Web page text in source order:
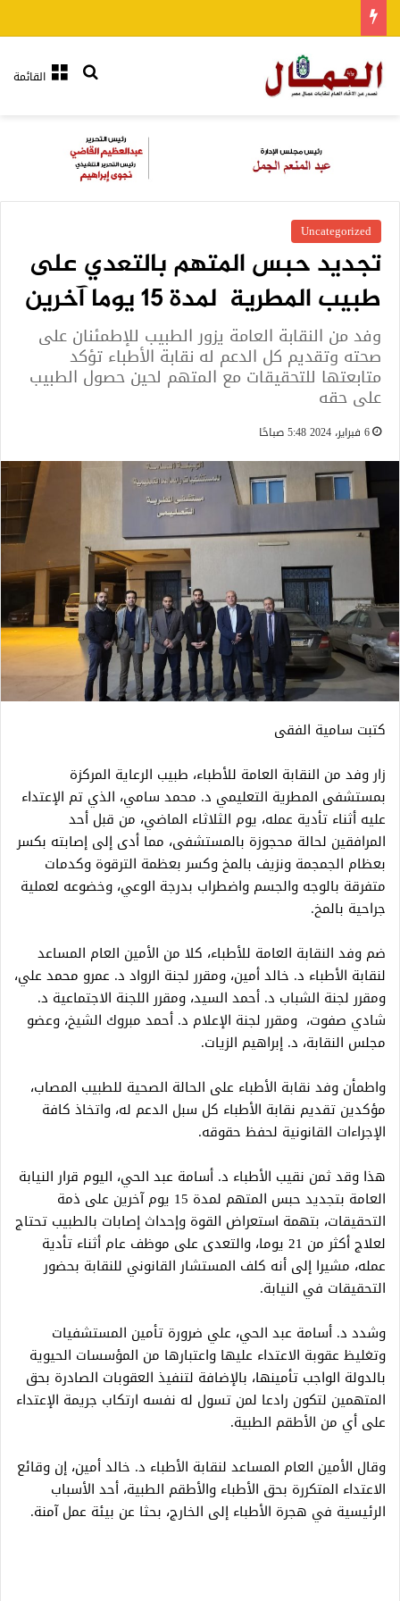
القائمةبحث عن
Uncategorized
تجديد حبس المتهم بالتعدي على
طبيب المطرية لمدة 15 يوما آخرين
وفد من النقابة العامة يزور الطبيب للإطمئنان على
صحته وتقديم كل الدعم له نقابة الأطباء تؤكد
متابعتها للتحقيقات مع المتهم لحين حصول الطبيب
على حقه
6 فبراير، 2024 5:48 صباحًا
كتبت سامية الفقى
زار وفد من النقابة العامة للأطباء، طبيب الرعاية المركزة
بمستشفى المطرية التعليمي د. محمد سامي، الذي تم الإعتداء
عليه أثناء تأدية عمله، يوم الثلاثاء الماضي، من قبل أحد
المرافقين لحالة محجوزة بالمستشفى، مما أدى إلى إصابته بكسر
بعظام الجمجمة ونزيف بالمخ وكسر بعظمة الترقوة وكدمات
متفرقة بالوجه والجسم واضطراب بدرجة الوعي، وخضوعه لعملية
جراحية بالمخ.
ضم وفد النقابة العامة للأطباء، كلا من الأمين العام المساعد
لنقابة الأطباء د. خالد أمين، ومقرر لجنة الرواد د. عمرو محمد علي،
ومقرر لجنة الشباب د. أحمد السيد، ومقرر اللجنة الاجتماعية د.
شادي صفوت، ومقرر لجنة الإعلام د. أحمد مبروك الشيخ، وعضو
مجلس النقابة، د. إبراهيم الزيات.
واطمأن وفد نقابة الأطباء على الحالة الصحية للطبيب المصاب،
مؤكدين تقديم نقابة الأطباء كل سبل الدعم له، واتخاذ كافة
الإجراءات القانونية لحفظ حقوقه.
هذا وقد ثمن نقيب الأطباء د. أسامة عبد الحي، اليوم قرار النيابة
العامة بتجديد حبس المتهم لمدة 15 يوم آخرين على ذمة
التحقيقات، بتهمة استعراض القوة وإحداث إصابات بالطبيب تحتاج
لعلاج أكثر من 21 يوما، والتعدى على موظف عام أثناء تأدية
عمله، مشيرا إلى أنه كلف المستشار القانوني للنقابة بحضور
التحقيقات في النيابة.
وشدد د. أسامة عبد الحي، علي ضرورة تأمين المستشفيات
وتغليظ عقوبة الاعتداء عليها واعتبارها من المؤسسات الحيوية
بالدولة الواجب تأمينها، بالإضافة لتنفيذ العقوبات الصادرة بحق
المتهمين لتكون رادعا لمن تسول له نفسه ارتكاب جريمة الإعتداء
على أي من الأطقم الطبية.
وقال الأمين العام المساعد لنقابة الأطباء د. خالد أمين، إن وقائع
الاعتداء المتكررة بحق الأطباء والأطقم الطبية، أحد الأسباب
الرئيسية في هجرة الأطباء إلى الخارج، بحثا عن بيئة عمل آمنة.